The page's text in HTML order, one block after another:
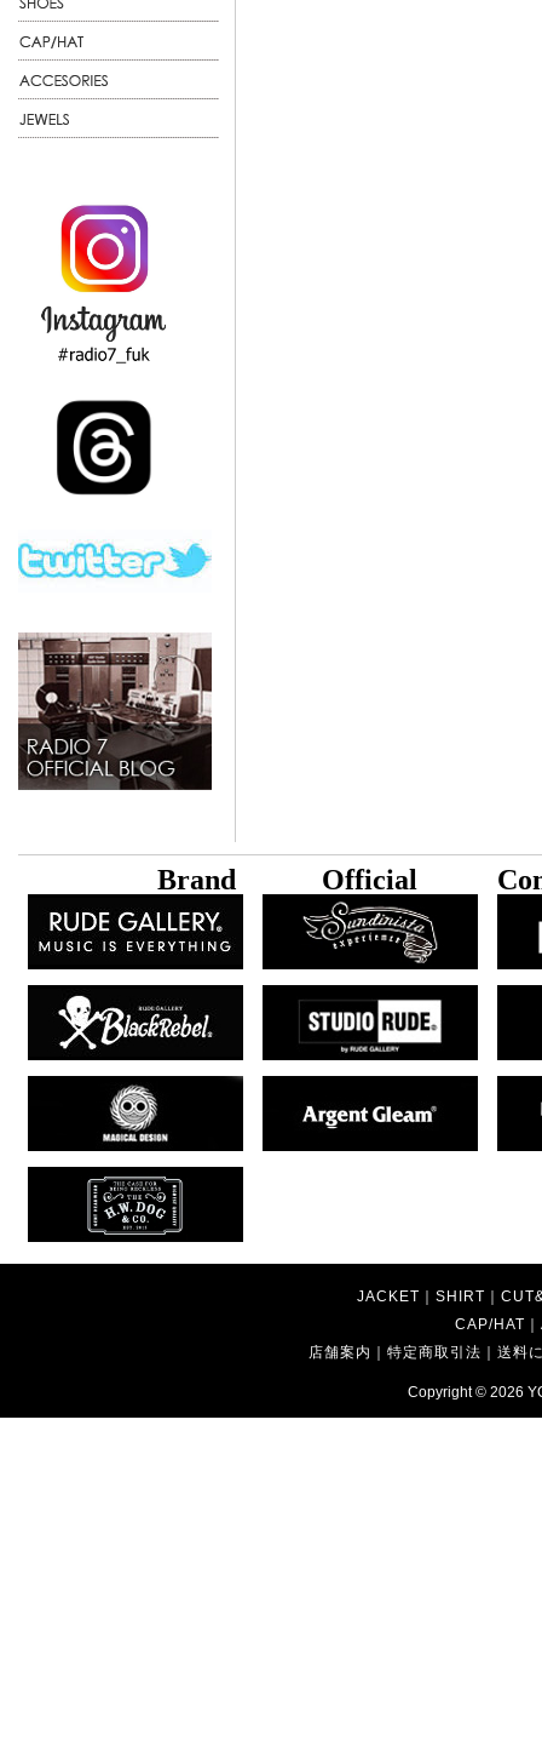
Brand Official
JACKET ｜ SHIRT ｜
CAP/HAT ｜
店舗案内 ｜特定商取引法 ｜送料
Copyright © 2026